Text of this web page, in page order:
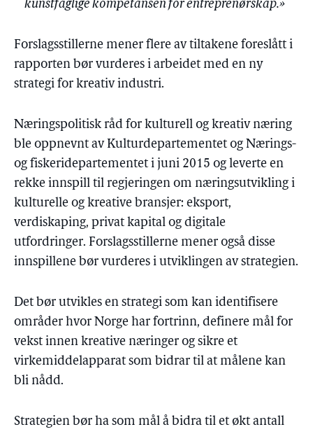
kunstfaglige kompetansen for entreprenørskap.»
Forslagsstillerne mener flere av tiltakene foreslått i
rapporten bør vurderes i arbeidet med en ny
strategi for kreativ industri.
Næringspolitisk råd for kulturell og kreativ næring
ble oppnevnt av Kulturdepartementet og Nærings-
og fiskeridepartementet i juni 2015 og leverte en
rekke innspill til regjeringen om næringsutvikling i
kulturelle og kreative bransjer: eksport,
verdiskaping, privat kapital og digitale
utfordringer. Forslagsstillerne mener også disse
innspillene bør vurderes i utviklingen av strategien.
Det bør utvikles en strategi som kan identifisere
områder hvor Norge har fortrinn, definere mål for
vekst innen kreative næringer og sikre et
virkemiddelapparat som bidrar til at målene kan
bli nådd.
Strategien bør ha som mål å bidra til et økt antall